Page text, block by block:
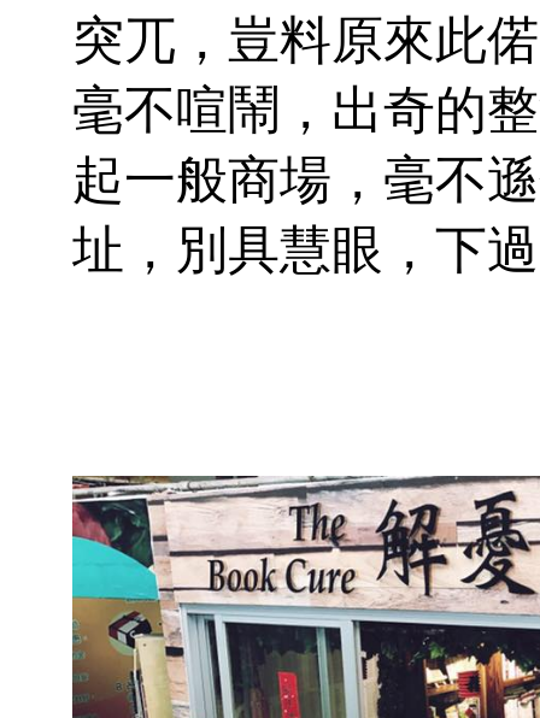
突兀，豈料原來此
毫不喧鬧，出奇的
起一般商場，毫不
址，別具慧眼，下